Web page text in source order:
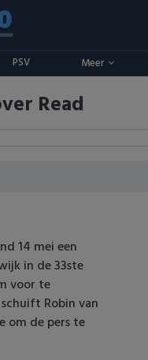
PSV Meer
Read
14 mei een
in de 33ste
voor te
Robin van
om de pers te